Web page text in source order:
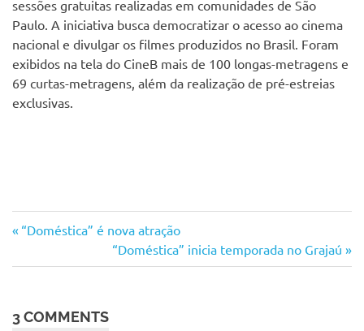
sessões gratuitas realizadas em comunidades de São
Paulo. A iniciativa busca democratizar o acesso ao cinema
nacional e divulgar os filmes produzidos no Brasil. Foram
exibidos na tela do CineB mais de 100 longas-metragens e
69 curtas-metragens, além da realização de pré-estreias
exclusivas.
Zanconi
Cidálio
CineB
Navegação
de
Previous
“Doméstica” é nova atração
Next
Post:
“Doméstica” inicia temporada no Grajaú
3 COMMENTS